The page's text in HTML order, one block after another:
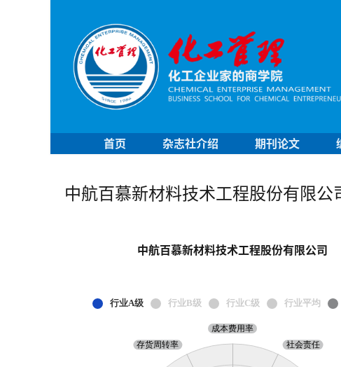
首页 杂志社介绍 期刊论文
中航百慕新材料技术工程股份有限公
中航百慕新材料技术工程股份有限公司